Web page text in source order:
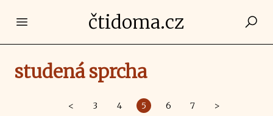
Open main menučtidoma.cz
studená sprcha
< 3 4 5 6 7 >